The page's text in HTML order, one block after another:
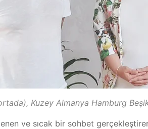
Kuzey Almanya Hamburg
ve sıcak bir sohbet